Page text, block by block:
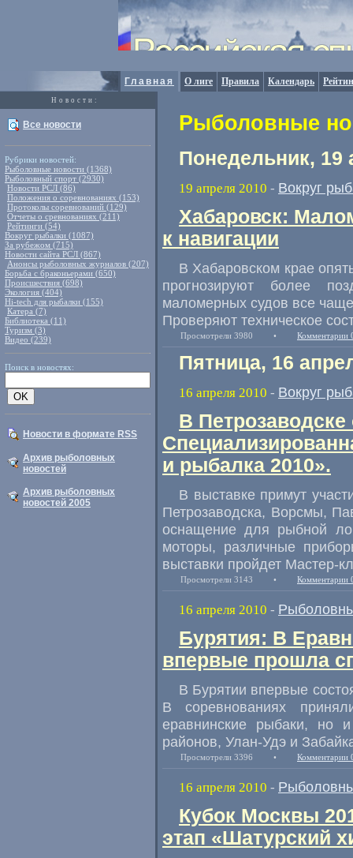
Главная О лиге Правила Календарь
Новости:
Все новости
Рубрики новостей:
Рыболовные новости (1368)
Рыболовный спорт (2930)
Новости РСЛ (86)
Положения о соревнованиях (153)
Протоколы соревнований (129)
Отчеты о сревнованиях (211)
Рейтинги (54)
Вокруг рыбалки (1087)
За рубежом (715)
Новости сайта РСЛ (867)
Анонсы рыболовных журналов (207)
Борьба с браконьерами (650)
Происшествия (698)
Экология (404)
Hi-tech для рыбалки (155)
Катера (7)
Библиотека (11)
Туризм (3)
Видео (239)
Поиск в новостях:
Новости в формате RSS
Архив рыболовных
новостей
Архив рыболовных
новостей 2005
Рыболовные
Понедельник, 19
19 апреля 2010 - Вокруг
Хабаровск:
к навигации
В Хабаровском крае
прогнозируют более
маломерных судов все
Проверяют техническое
Просмотрели 3980 • Комментарии
Пятница, 16
16 апреля 2010 - Вокруг
В Петрозаводске
и рыбалка 2010».
В выставке примут
Петрозаводска, Ворсмы,
оснащение для рыбной
моторы, различные
выставки пройдет Мастер-
Просмотрели 3143 • Комментарии
16 апреля 2010 -
Бурятия: В
впервые прошла
В Бурятии впервые
В соревнованиях
еравнинские рыбаки, но
районов, Улан-Удэ и
Просмотрели 3396 • Комментарии
16 апреля 2010 -
Кубок Москвы
этап «Шатурский